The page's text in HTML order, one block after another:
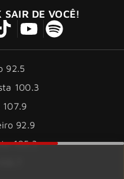
SAIR DE VOCÊ!
92.5
100.3
107.9
92.9
105.3